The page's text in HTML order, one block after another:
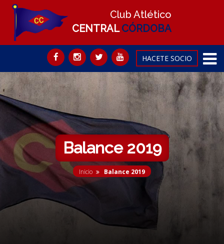
Club Atlético
CENTRALCÓRDOBA
HACETE SOCIO
Balance 2019
Inicio Balance 2019